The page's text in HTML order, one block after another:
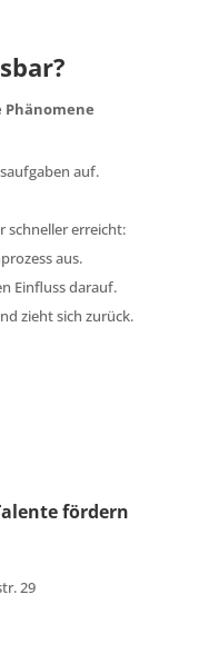
auf.
schneller erreicht:
aus.
Einfluss darauf.
zieht sich zurück.
fördern
29